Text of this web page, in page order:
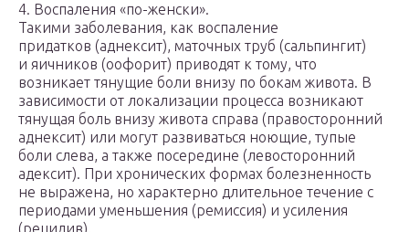
4. Воспаления «по-женски».
Такими заболевания, как воспаление
придатков (аднексит), маточных труб (сальпингит)
и яичников (оофорит) приводят к тому, что
возникает тянущие боли внизу по бокам живота. В
зависимости от локализации процесса возникают
тянущая боль внизу живота справа (правосторонний
аднексит) или могут развиваться ноющие, тупые
боли слева, а также посередине (левосторонний
адексит). При хронических формах болезненность
не выражена, но характерно длительное течение с
периодами уменьшения (ремиссия) и усиления
(рецидив).